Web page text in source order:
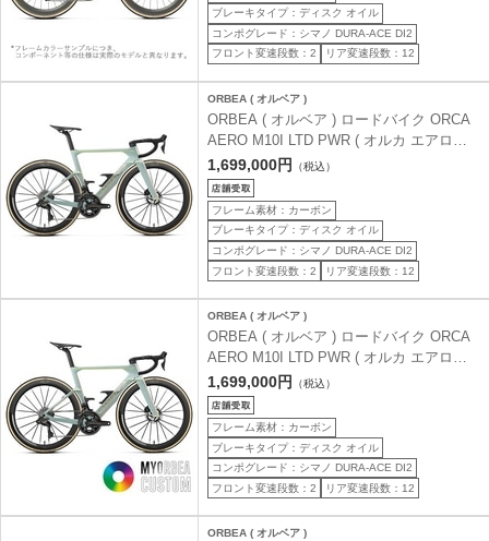
ブレーキタイプ：ディスク オイル
コンポグレード：シマノ DURA-ACE DI2
フロント変速段数：2
リア変速段数：12
ORBEA ( オルベア )
ORBEA ( オルベア ) ロードバイク ORCA
AERO M10I LTD PWR ( オルカ エアロ
M10I LTD PWR ) フローズンコンクリート
/ オーロラブレイズ ( マット ) 47 ( 身長目
安160cm前後 )
1,699,000円 （税込）
フレーム素材：カーボン
ブレーキタイプ：ディスク オイル
コンポグレード：シマノ DURA-ACE DI2
フロント変速段数：2
リア変速段数：12
ORBEA ( オルベア )
ORBEA ( オルベア ) ロードバイク ORCA
AERO M10I LTD PWR ( オルカ エアロ
M10I LTD PWR ) MYO ( マイオー ) マイオ
ルベアカスタム 47 ( 身長目安160cm前後 )
1,699,000円 （税込）
フレーム素材：カーボン
ブレーキタイプ：ディスク オイル
コンポグレード：シマノ DURA-ACE DI2
フロント変速段数：2
リア変速段数：12
ORBEA ( オルベア )